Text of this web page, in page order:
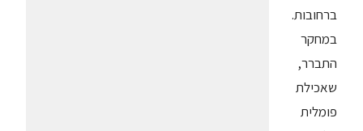
ברחובות.
במחקר
התברר,
שאכילת
פומלית